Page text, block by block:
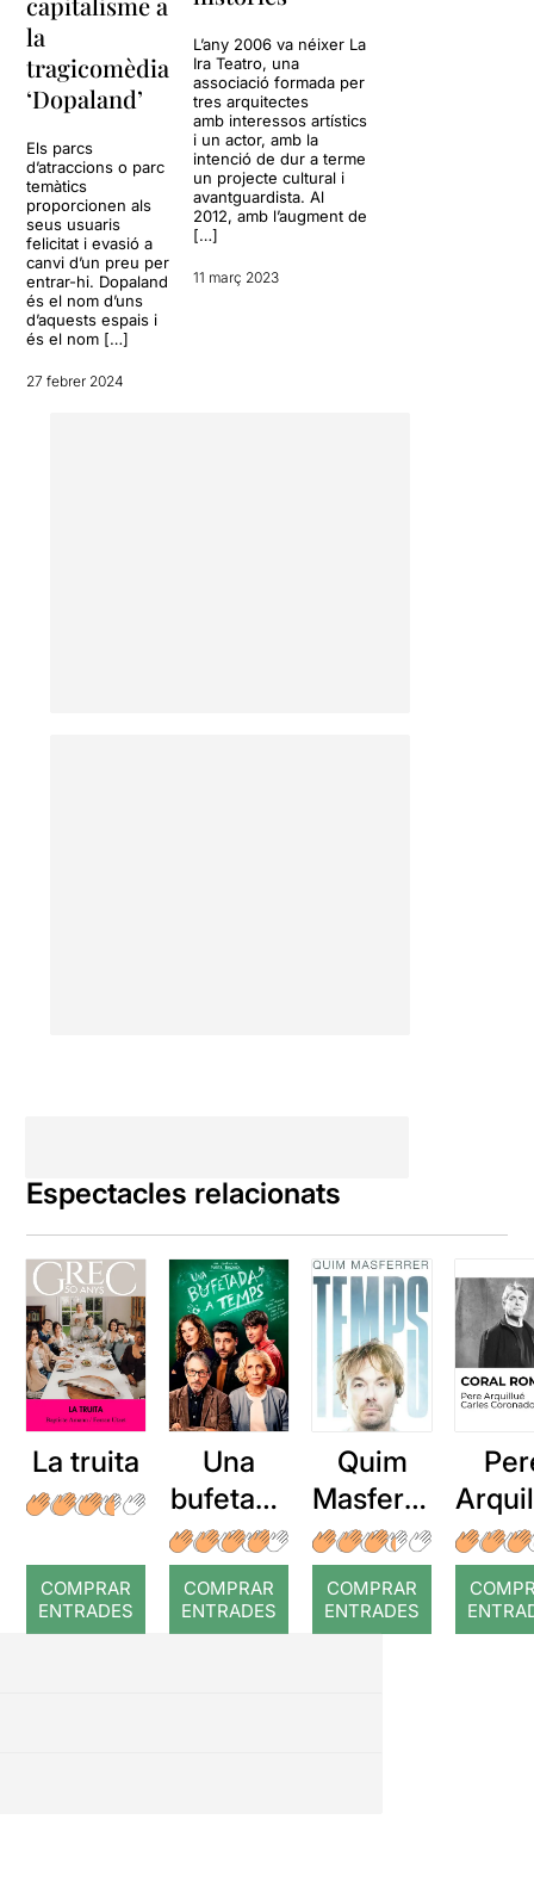
la
tragicomèdia
‘Dopaland’
Els parcs
d’atraccions o parc
temàtics
proporcionen als
seus usuaris
felicitat i evasió a
canvi d’un preu per
entrar-hi. Dopaland
és el nom d’uns
d’aquests espais i
és el nom […]
27 febrer 2024
L’any 2006 va néixer La
Ira Teatro, una
associació formada per
tres arquitectes
amb interessos artístics
i un actor, amb la
intenció de dur a terme
un projecte cultural i
avantguardista. Al
2012, amb l’augment de
[…]
11 març 2023
Espectacles relacionats
La truita
COMPRAR
ENTRADES
Una
bufetada
a temps
COMPRAR
ENTRADES
Quim
Masferre
r: Temps
COMPRAR
ENTRADES
: